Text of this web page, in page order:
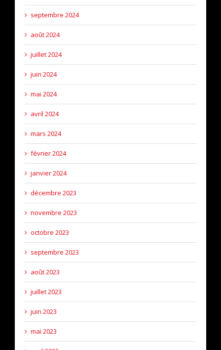
septembre 2024
août 2024
juillet 2024
juin 2024
mai 2024
avril 2024
mars 2024
février 2024
janvier 2024
décembre 2023
novembre 2023
octobre 2023
septembre 2023
août 2023
juillet 2023
juin 2023
mai 2023